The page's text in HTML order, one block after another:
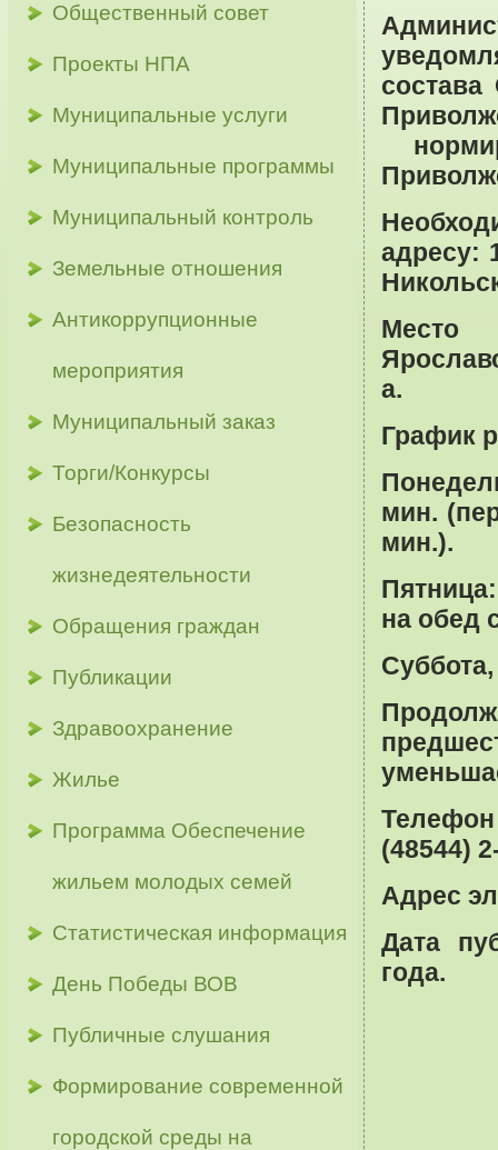
Общественный совет
Проекты НПА
Муниципальные услуги
Муниципальные программы
Муниципальный контроль
Земельные отношения
Антикоррупционные
мероприятия
Муниципальный заказ
Торги/Конкурсы
Безопасность
жизнедеятельности
Обращения граждан
Публикации
Здравоохранение
Жилье
Программа Обеспечение
жильем молодых семей
Статистическая информация
День Победы ВОВ
Публичные слушания
Формирование современной
городской среды на
адресу:
Место
а.
График
мин.
мин.).
на обед
(48544)
Адрес
Дата
года.